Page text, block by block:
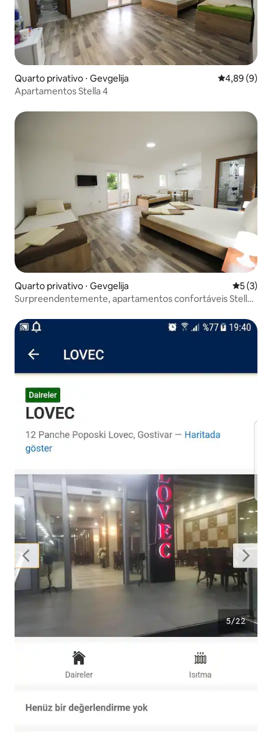
Quarto privativo ⋅ Gevgelija 4,89 de uma
4,89 (9)
Apartamentos Stella 4
Quarto privativo ⋅ Gevgelija 5 de
5 (3)
Surpreendentemente, apartamentos confortáveis Stella